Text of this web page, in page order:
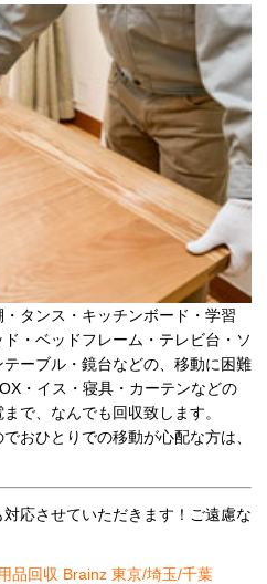
タンス・キッチンボード・学習
・ベッドフレーム・テレビ台・ソ
ーブル・鏡台などの、移動に困難
・イス・寝具・カーテンなどの
で、なんでも回収致します。
おひとりでの移動が心配な方は、
応させていただきます！ご遠慮な
品回収 Brainz 東京/埼玉/千葉